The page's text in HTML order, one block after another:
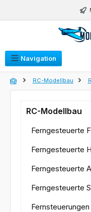
Zum Hauptinhalt springen
Navigation
RC-Modellbau
RC-Modellbau
Ferngesteuerte
Ferngesteuerte
Ferngesteuerte
Ferngesteuerte
Fernsteuerungen